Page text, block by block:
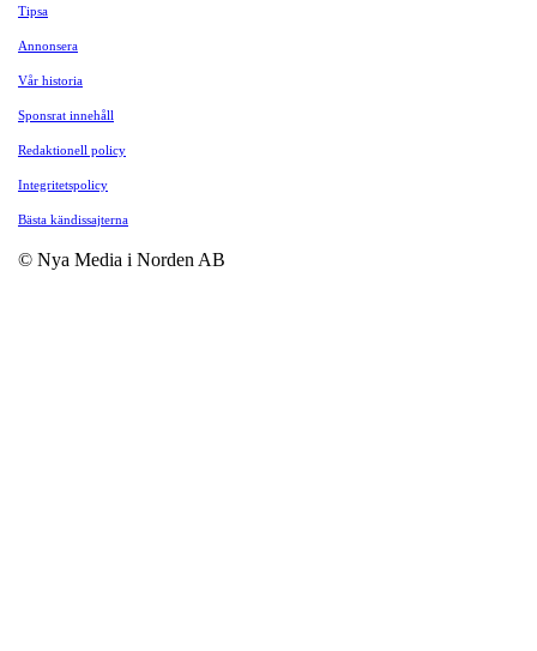
Tipsa
Annonsera
Vår historia
Sponsrat innehåll
Redaktionell policy
Integritetspolicy
Bästa kändissajterna
© Nya Media i Norden AB